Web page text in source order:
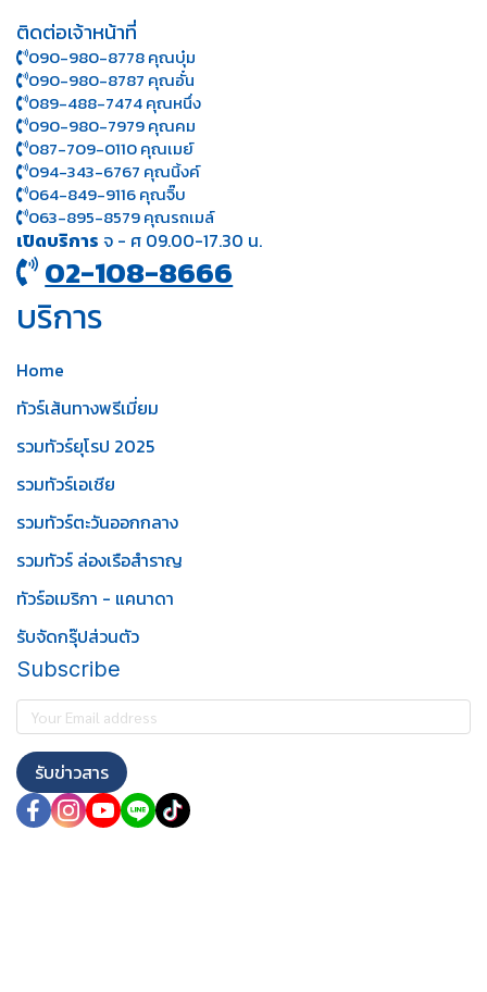
ติดต่อเจ้าหน้าที่
090-980-8778 คุณบุ๋ม
090-980-8787 คุณอั๋น
089-488-7474 คุณหนึ่ง
090-980-7979 คุณคม
087-709-0110 คุณเมย์
094-343-6767 คุณนิ้งค์
064-849-9116 คุณจิ๊บ
063-895-8 579คุณรถเมล์
เปิดบริการ จ - ศ 09.00-17.30 น.
02-108-8666
บริการ
Home
ทัวร์เส้นทางพรีเมี่ยม
รวมทัวร์ยุโรป 2025
รวมทัวร์เอเชีย
รวมทัวร์ตะวันออกกลาง
รวมทัวร์ ล่องเรือสำราญ
ทัวร์อเมริกา - แคนาดา
รับจัดกรุ๊ปส่วนตัว
Subscribe
รับข่าวสาร